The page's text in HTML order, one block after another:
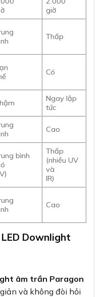
giờ
Thấp
Có
Ngay lập
tức
Cao
bình
Thấp
(nhiều UV
và
IR)
Cao
Downlight
âm trần Paragon
và không đòi hỏi